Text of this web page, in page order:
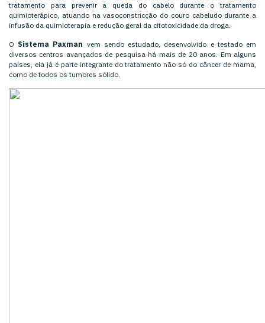
tratamento para prevenir a queda do cabelo durante o tratamento
quimioterápico, atuando na vasoconstricção do couro cabeludo durante a
infusão da quimioterapia e redução geral da citotoxicidade da droga.
O Sistema Paxman vem sendo estudado, desenvolvido e testado em
diversos centros avançados de pesquisa há mais de 20 anos. Em alguns
países, ela já é parte integrante do tratamento não só do câncer de mama,
como de todos os tumores sólido.